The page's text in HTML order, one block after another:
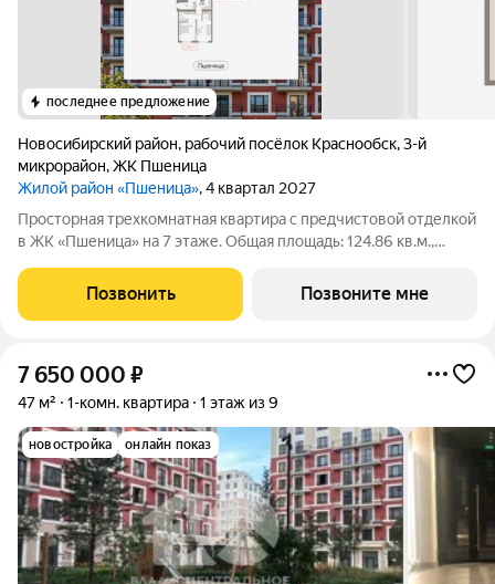
последнее предложение
Новосибирский район, рабочий посёлок Краснообск,3-й
микрорайон,ЖК Пшеница
Жилой район «Пшеница», 4 квартал 2027
Просторная трехкомнатная квартира с предчистовой отделкой
в ЖК «Пшеница» на 7 этаже. Общая площадь: 124.86 кв.м.,
кв.м. Высота потолков 2.82 м. Квартира с кухней-гостиной и
тремя спальнями в
Позвонить Позвоните мне
7 650 000 ₽
47 м² 1-комн. квартира 1 этаж из 9
новостройка онлайн показ